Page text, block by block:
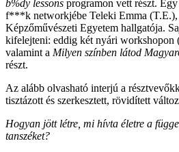
b%dy lessons programon vett részt.
f***k networkjébe Teleki Emma (T.E.),
Képzőművészeti Egyetem hallgatója.
kifelejteni: eddig két nyári workshopon
valamint a Milyen színben látod
részt.
Az alább olvasható interjú a
tisztázott és szerkesztett, rövidített
Hogyan jött létre, mi hívta életre a
tanszéket?